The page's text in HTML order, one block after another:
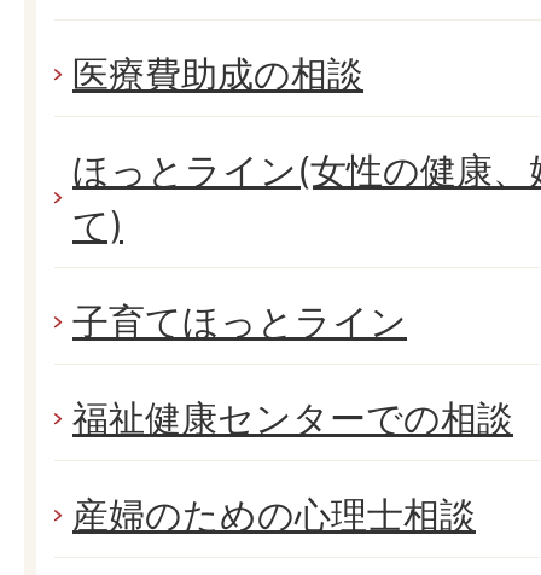
医療費助成の相談
ほっとライン(女性の健康、
て)
子育てほっとライン
福祉健康センターでの相談
産婦のための心理士相談